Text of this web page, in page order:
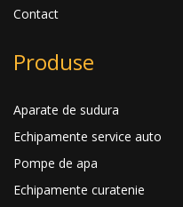
Contact
Produse
Aparate de sudura
Echipamente service auto
Pompe de apa
Echipamente curatenie